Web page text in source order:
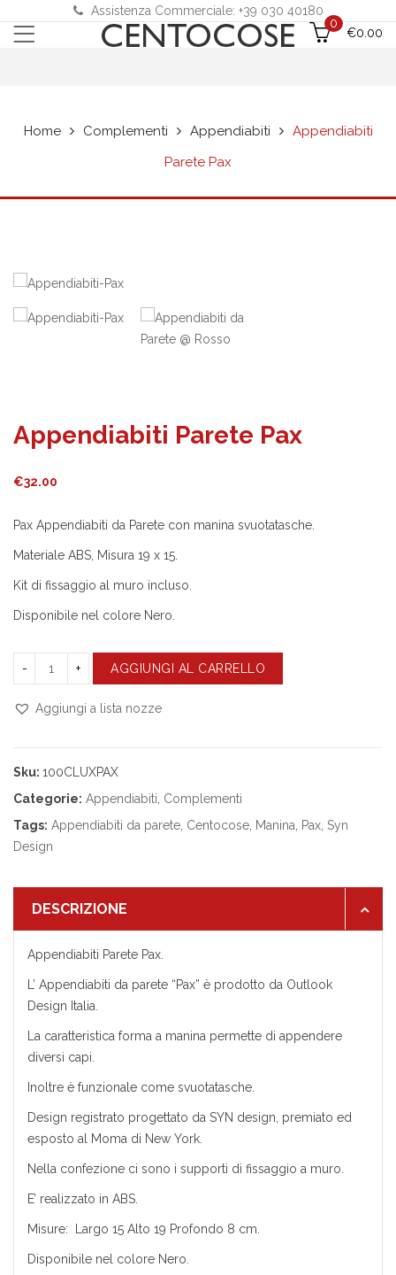
Assistenza Commerciale: +39 030 40180
0
€0.00
Home Complementi Appendiabiti
Appendiabiti
Parete Pax
Appendiabiti Parete Pax
€32.00
Pax Appendiabiti da Parete con manina svuotatasche.
Materiale ABS, Misura 19 x 15.
Kit di fissaggio al muro incluso.
Disponibile nel colore Nero.
AGGIUNGI AL CARRELLO
Aggiungi a lista nozze
Sku: 100CLUXPAX
Categorie: Appendiabiti Complementi
Tags: Appendiabiti da parete Centocose Manina Pax Syn
Design
DESCRIZIONE
Appendiabiti Parete Pax.
L’ Appendiabiti da parete “Pax” è prodotto da Outlook
Design Italia.
La caratteristica forma a manina permette di appendere
diversi capi.
Inoltre è funzionale come svuotatasche.
Design registrato progettato da SYN design, premiato ed
esposto al Moma di New York.
Nella confezione ci sono i supporti di fissaggio a muro.
E’ realizzato in ABS.
Misure: Largo 15 Alto 19 Profondo 8 cm.
Disponibile nel colore Nero.